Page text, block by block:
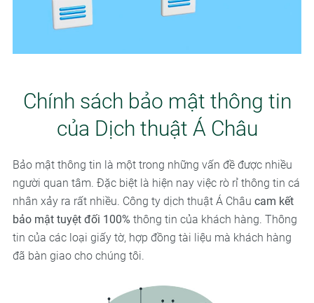
Chính sách bảo mật thông tin
của Dịch thuật Á Châu
Bảo mật thông tin là một trong những vấn đề được nhiều
người quan tâm. Đặc biệt là hiện nay việc rò rỉ thông tin cá
nhân xảy ra rất nhiều. Công ty dịch thuật Á Châu cam kết
bảo mật tuyệt đối 100% thông tin của khách hàng. Thông
tin của các loại giấy tờ, hợp đồng tài liệu mà khách hàng
đã bàn giao cho chúng tôi.